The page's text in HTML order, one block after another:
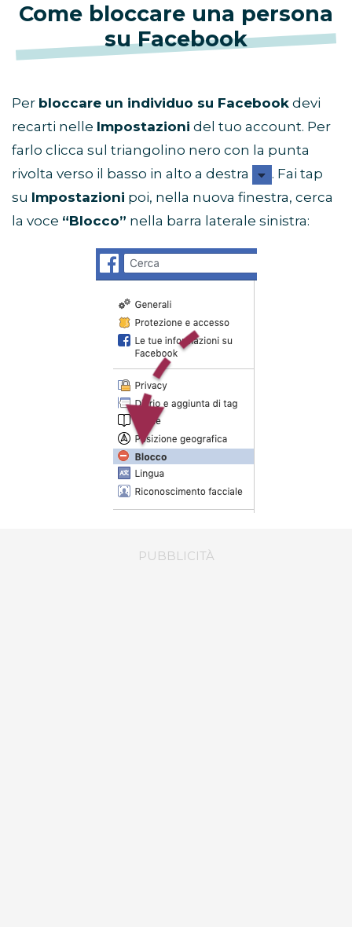
Come bloccare una persona
su Facebook
Per bloccare un individuo su Facebook devi
recarti nelle Impostazioni del tuo account. Per
farlo clicca sul triangolino nero con la punta
rivolta verso il basso in alto a destra
. Fai tap
su Impostazioni poi, nella nuova finestra, cerca
la voce “Blocco” nella barra laterale sinistra: